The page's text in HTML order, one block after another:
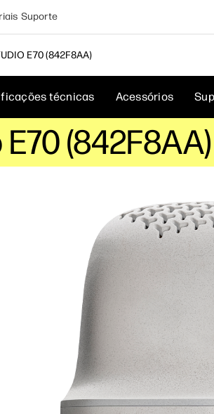
Suporte
E70 (842F8AA)
técnicas Acessórios
(842F8AA)